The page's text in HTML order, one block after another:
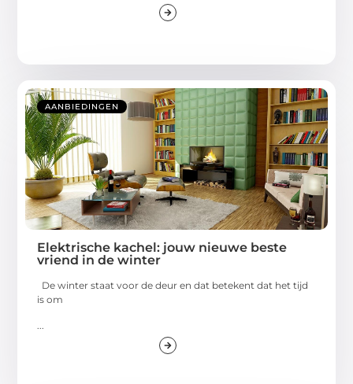
AANBIEDINGEN
Elektrische kachel: jouw nieuwe beste
vriend in de winter
De winter staat voor de deur en dat betekent dat het tijd
is om